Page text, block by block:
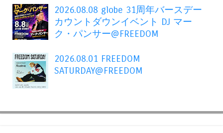
2026.08.08 globe 31周年バースデー
カウントダウンイベント DJ マー
ク・パンサー@FREEDOM
2026.08.01 FREEDOM
SATURDAY@FREEDOM